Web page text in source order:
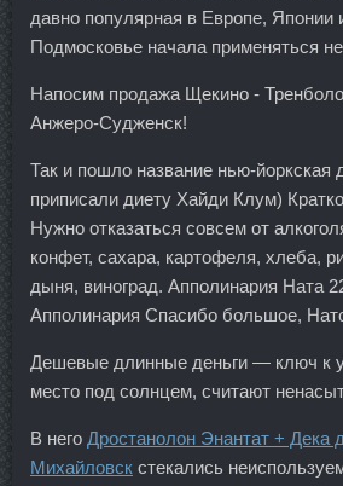
давно популярная в Европе, Японии
Подмосковье начала применяться
Напосим продажа Щекино -
Анжеро-Судженск!
Так и пошло название нью-йоркская
приписали диету Хайди Клум)
Нужно отказаться совсем от
конфет, сахара, картофеля, хлеба,
дыня, виноград. Апполинария Ната
Апполинария Спасибо большое,
Дешевые длинные деньги — ключ к
место под солнцем, считают
В него Дростанолон Энантат + Дека
Михайловск стекались